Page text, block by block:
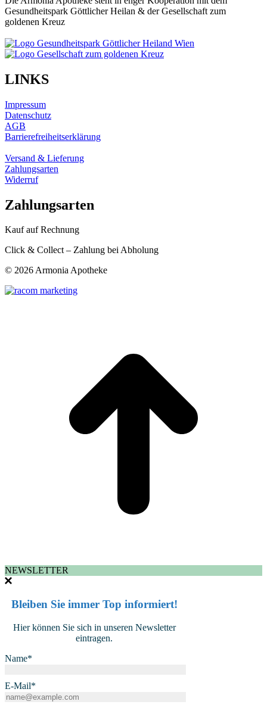
Gesundheitspark Göttlicher Heilan & der Gesellschaft zum
goldenen Kreuz
LINKS
Impressum
Datenschutz
AGB
Barrierefreiheitserklärung
Versand & Lieferung
Zahlungsarten
Widerruf
Zahlungsarten
Kauf auf Rechnung
Click & Collect – Zahlung bei Abholung
© 2026 Armonia Apotheke
NEWSLETTER
Bleiben Sie immer Top informiert!
Hier können Sie sich in unseren Newsletter
eintragen.
Name*
E-Mail*